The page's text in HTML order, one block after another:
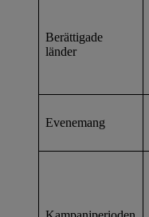
Berättigade
länder
Evenemang